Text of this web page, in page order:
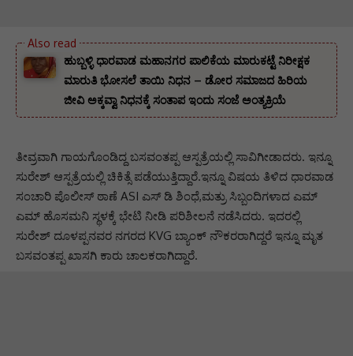
ಹುಬ್ಬಳ್ಳಿ ಧಾರವಾಡ ಮಹಾನಗರ ಪಾಲಿಕೆಯ ಮಾರುಕಟ್ಟೆ ನಿರೀಕ್ಷಕ
ಮಾರುತಿ ಭೋಸಲೆ ತಾಯಿ ನಿಧನ – ಡೋರ ಸಮಾಜದ ಹಿರಿಯ
ಜೀವಿ ಅಕ್ಕವ್ವಾ ನಿಧನಕ್ಕೆ ಸಂತಾಪ ಇಂದು ಸಂಜೆ ಅಂತ್ಯಕ್ರಿಯೆ
ತೀವ್ರವಾಗಿ ಗಾಯಗೊಂಡಿದ್ದ ಬಸವಂತಪ್ಪ ಆಸ್ಪತ್ರೆಯಲ್ಲಿ ಸಾವಿಗೀಡಾದರು. ಇನ್ನೂ
ಸುರೇಶ್ ಆಸ್ಪತ್ರೆಯಲ್ಲಿ ಚಿಕಿತ್ಸೆ ಪಡೆಯುತ್ತಿದ್ದಾರೆ.ಇನ್ನೂ ವಿಷಯ ತಿಳಿದ ಧಾರವಾಡ
ಸಂಚಾರಿ ಪೊಲೀಸ್ ಠಾಣೆ ASI ಎಸ್ ಡಿ ಶಿಂಧೆ,ಮತ್ರು ಸಿಬ್ಬಂದಿಗಳಾದ ಎಮ್
ಎಮ್ ಹೊಸಮನಿ ಸ್ಥಳಕ್ಕೆ ಭೇಟಿ ನೀಡಿ ಪರಿಶೀಲನೆ ನಡೆಸಿದರು. ಇದರಲ್ಲಿ
ಸುರೇಶ್ ದೂಳಪ್ಪನವರ ನಗರದ KVG ಬ್ಯಾಂಕ್ ನೌಕರರಾಗಿದ್ದರೆ ಇನ್ನೂ ಮೃತ
ಬಸವಂತಪ್ಪ ಖಾಸಗಿ ಕಾರು ಚಾಲಕರಾಗಿದ್ದಾರೆ.